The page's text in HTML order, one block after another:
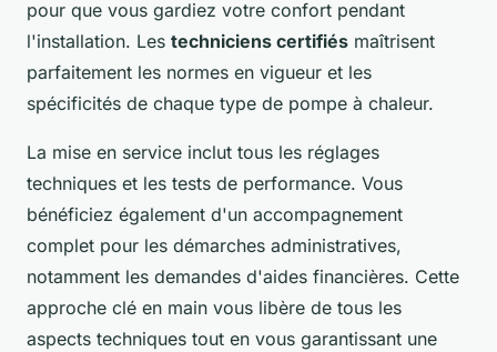
pour que vous gardiez votre confort pendant
l'installation. Les techniciens certifiés maîtrisent
parfaitement les normes en vigueur et les
spécificités de chaque type de pompe à chaleur.
La mise en service inclut tous les réglages
techniques et les tests de performance. Vous
bénéficiez également d'un accompagnement
complet pour les démarches administratives,
notamment les demandes d'aides financières. Cette
approche clé en main vous libère de tous les
aspects techniques tout en vous garantissant une